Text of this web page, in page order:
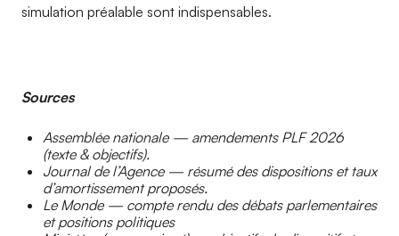
simulation préalable sont indispensables.
Sources
Assemblée nationale — amendements PLF 2026
(texte & objectifs).
Journal de l’Agence — résumé des dispositions et taux
d’amortissement proposés.
Le Monde — compte rendu des débats parlementaires
et positions politiques